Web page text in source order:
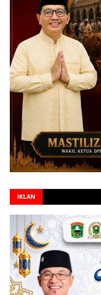
IKLAN